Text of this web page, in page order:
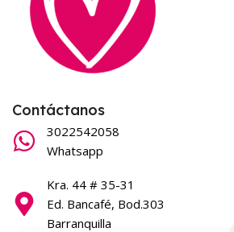
Contáctanos
3022542058
Whatsapp
Kra. 44 # 35-31
Ed. Bancafé, Bod.303
Barranquilla